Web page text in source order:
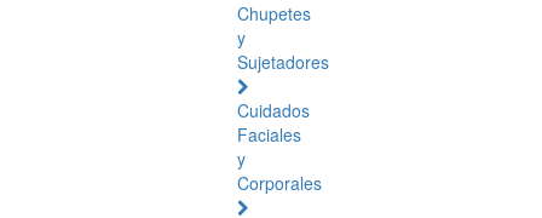
Chupetes
y
Sujetadores
Cuidados
Faciales
y
Corporales